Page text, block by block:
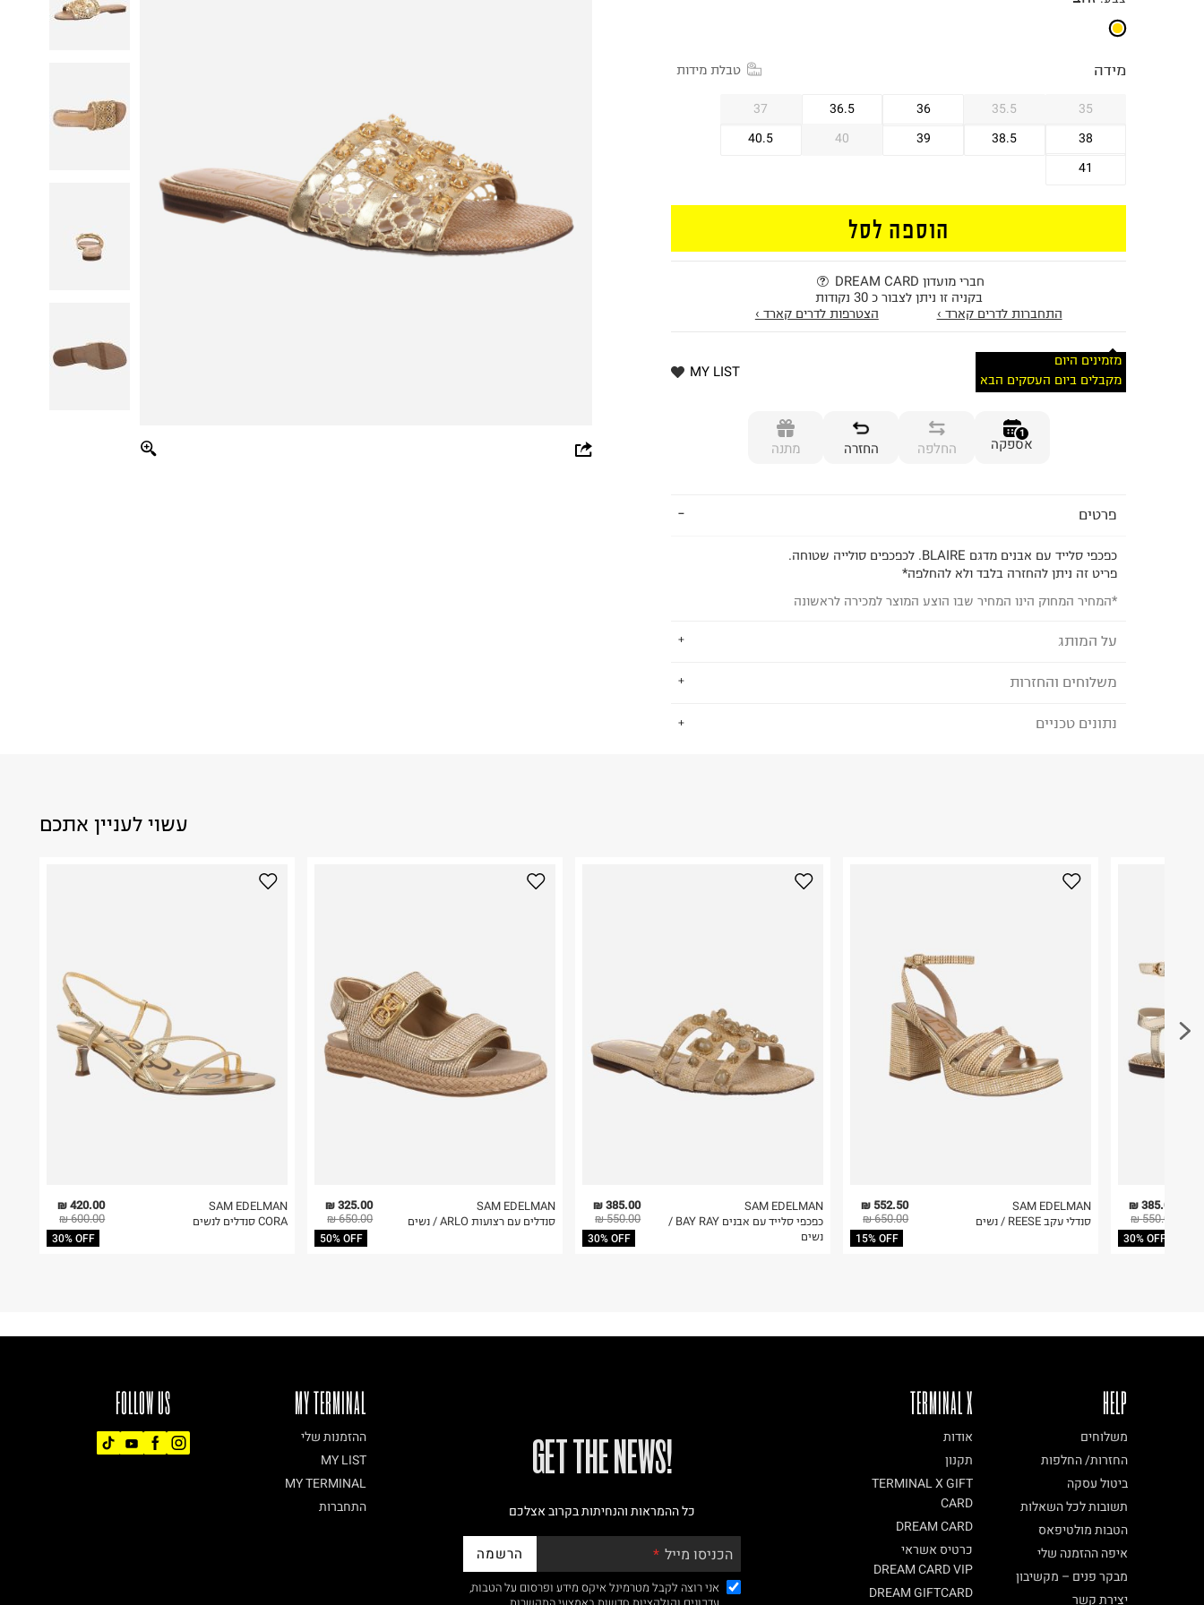
מידה טבלת מידות
35
35.5
36
36.5
37
38
38.5
39
40
40.5
41
הוספה לסל
חברי מועדון DREAM CARD
בקניה זו ניתן לצבור כ 30 נקודות
התחברות לדרים קארד ›
הצטרפות לדרים קארד ›
מזמינים היום
מקבלים ביום העסקים הבא
MY LIST
1
אספקה החלפה החזרה מתנה
פרטים
כפכפי סלייד עם אבנים מדגם BLAIRE. לכפכפים סולייה שטוחה.
פריט זה ניתן להחזרה בלבד ולא להחלפה*
*המחיר המחוק הינו המחיר שבו הוצע המוצר למכירה לראשונה
על המותג
סם אדלמן- SAM EDELMAN
משלוחים והחזרות
לבחירת בשיטת המשלוח המתאימה לכם,
לפני החזרת החבילה, חשוב להדביק את מדבקת הגוביינא על גבי החבילה
3. מוצרי טיפוח ניתן להחזיר סגורים באריזתם המקורית בלבד. לא ניתן
נתונים טכניים
היבואן
גלובל ברנדס גלרי בע"מ
עשוי לעניין אתכם
420.00 ₪
600.00 ₪
30% OFF
SAM EDELMAN
CORA סנדלים לנשים
325.00 ₪
650.00 ₪
50% OFF
SAM EDELMAN
סנדלים עם רצועות ARLO / נשים
385.00 ₪
550.00 ₪
30% OFF
SAM EDELMAN
כפכפי סלייד עם אבנים BAY RAY /
נשים
552.50 ₪
650.00 ₪
15% OFF
SAM EDELMAN
סנדלי עקב REESE / נשים
385.00 ₪
550.00 ₪
30% OFF
FOLLOW US MY TERMINAL
ההזמנות שלי
MY LIST
MY TERMINAL
התחברות
!GET THE NEWS
כל ההמראות והנחיתות בקרוב אצלכם
הכניסו מייל הרשמה
אני רוצה לקבל מטרמינל איקס מידע ופרסום על הטבות,
TERMINAL X
אודות
תקנון
TERMINAL X GIFT
CARD
DREAM CARD
כרטיס אשראי
DREAM CARD VIP
DREAM GIFTCARD
HELP
משלוחים
החזרות/ החלפות
ביטול עסקה
תשובות לכל השאלות
הטבות מולטיפאס
איפה ההזמנה שלי
מבקר פנים – מקשיבון
יצירת קשר